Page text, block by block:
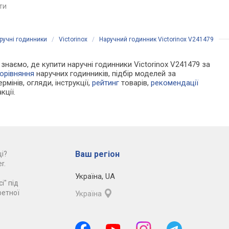
годинники / Victorinox / Наручний годинник Victorinox V241479
де купити наручні годинники Victorinox V241479 за
наручних годинників, підбір моделей за
огляди, інструкції,рейтинг товарів,рекомендації
під
Ваш регіон
Україна, UA
Україна